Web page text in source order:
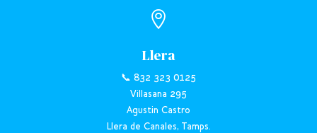

Llera
📞 832 323 0125
Villasana 295
Agustin Castro
Llera de Canales, Tamps.